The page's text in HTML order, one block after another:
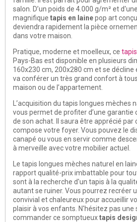
salon. D’un poids de 4.000 g/m² et
magnifique tapis en lainepop art
deviendra rapidement la pièce
dans votre maison.
Pratique, moderne et moelleux, ce
Pays-Bas est disponible en plusieurs
160x230 cm, 200x280 cm et se décline
va conférer un très grand confort à
maison ou de l’appartement.
L’acquisition du tapis longues mèches
vous permet de profiter d’une garantie
de son achat. Il saura être apprécié par
compose votre foyer. Vous pouvez le
canapé ou vous en servir comme
à merveille avec votre mobilier actuel.
Le tapis longues mèches naturel en
rapport qualité-prix imbattable pour
sont à la recherche d'un tapis à la
autant se ruiner. Vous pourrez recréer
convivial et chaleureux pour accueillir
plaisir à vos enfants. N'hésitez pas une
commander ce somptueuxtapis